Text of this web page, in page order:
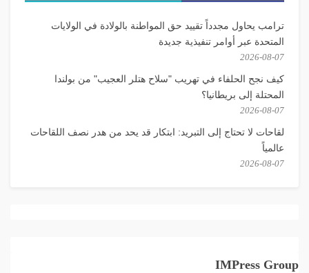
ترامب يحاول مجدداً تقييد حق المواطنة بالولادة في الولايات
المتحدة عبر أوامر تنفيذية جديدة
2026-08-07
كيف نجح الحلفاء في تهريب "سلاح هتلر العجيب" من بولندا
المحتلة إلى بريطانيا؟
2026-08-07
لقاحات لا تحتاج إلى التبريد: ابتكار قد يحد من هدر نصف اللقاحات
عالمياً
2026-08-07
IMPress Group